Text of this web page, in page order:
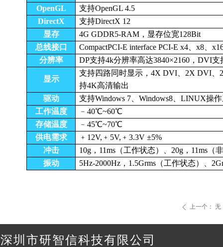
ꄴ 上一个： 无
OpenGL
支持OpenGL 4.5
DirectX
支持DirectX 12
显存
4G GDDR5-RAM，显存位宽128Bit
总线接口
CompactPCI-E interface PCI-E x4、x8、
分辨率
DP支持4k分辨率高达3840×2160，DVI支
显示
支持四路同时显示，4X DVI、2X DVI、
持4K高清输出
驱动
支持Windows 7、Windows8、LINUX操
工作温度
﹣40℃~60℃
存储温度
﹣45℃~70℃
供电需求
﹢12V,﹢5V,﹢3.3V ±5%
冲击
10g，11ms（工作状态）、20g，11ms（
振动
5Hz-2000Hz，1.5Grms（工作状态）、
深圳市研智信科技有限公司